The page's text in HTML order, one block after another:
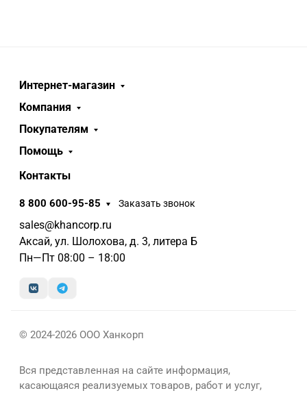
Интернет-магазин
Компания
Покупателям
Помощь
Контакты
8 800 600-95-85 Заказать звонок
sales@khancorp.ru
Аксай, ул. Шолохова, д. 3, литера Б
Пн—Пт 08:00 – 18:00
© 2024-2026 ООО Ханкорп
Вся представленная на сайте информация,
касающаяся реализуемых товаров, работ и услуг,